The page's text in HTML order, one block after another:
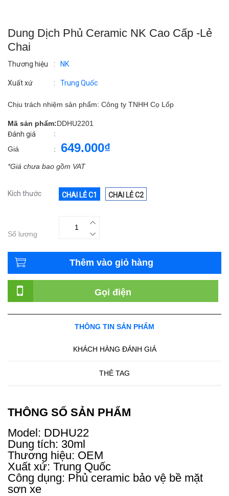
Dung Dịch Phủ Ceramic NK Cao Cấp -Lẻ
Chai
Thương hiệu : NK
Xuất xứ : Trung Quốc
Chịu trách nhiệm sản phẩm: Công ty TNHH Cọ Lốp
Mã sản phẩm:DDHU2201
Đánh giá
:
Giá
: 649.000₫
*Giá chưa bao gồm VAT
Kích thước CHAI LẺ C1 CHAI LẺ C2
Số lượng
Thêm vào giỏ hàng
Gọi điện
THÔNG TIN SẢN PHẨM
KHÁCH HÀNG ĐÁNH GIÁ
THẺ TAG
THÔNG SỐ SẢN PHẨM
Model: DDHU22
Dung tích: 30ml
Thương hiệu: OEM
Xuất xứ: Trung Quốc
Công dụng: Phủ ceramic bảo vệ bề mặt
sơn xe